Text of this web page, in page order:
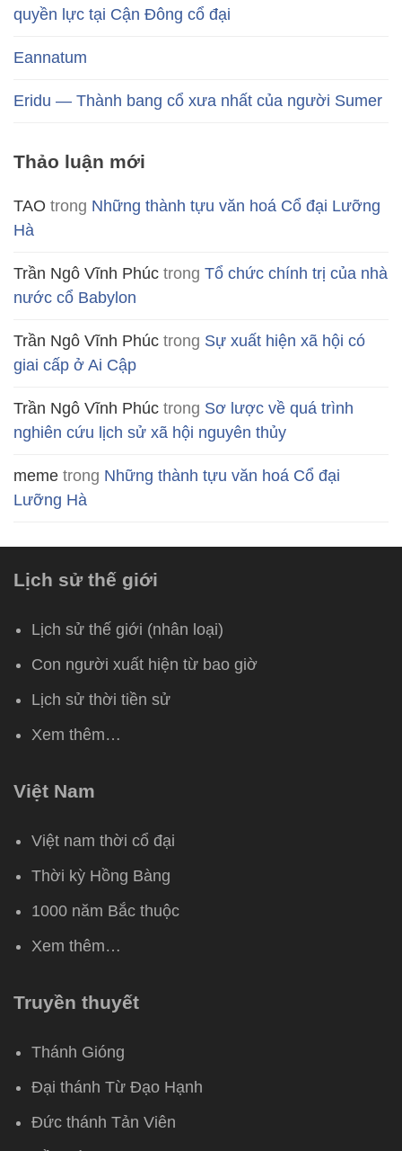
quyền lực tại Cận Đông cổ đại
Eannatum
Eridu — Thành bang cổ xưa nhất của người Sumer
Thảo luận mới
TAO trong Những thành tựu văn hoá Cổ đại Lưỡng
Hà
Trần Ngô Vĩnh Phúc trong Tổ chức chính trị của nhà
nước cổ Babylon
Trần Ngô Vĩnh Phúc trong Sự xuất hiện xã hội có
giai cấp ở Ai Cập
Trần Ngô Vĩnh Phúc trong Sơ lược về quá trình
nghiên cứu lịch sử xã hội nguyên thủy
meme trong Những thành tựu văn hoá Cổ đại
Lưỡng Hà
Lịch sử thế giới
Lịch sử thế giới (nhân loại)
Con người xuất hiện từ bao giờ
Lịch sử thời tiền sử
Xem thêm…
Việt Nam
Việt nam thời cổ đại
Thời kỳ Hồng Bàng
1000 năm Bắc thuộc
Xem thêm…
Truyền thuyết
Thánh Gióng
Đại thánh Từ Đạo Hạnh
Đức thánh Tản Viên